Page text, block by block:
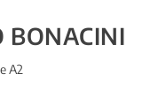
BONACINI
A2